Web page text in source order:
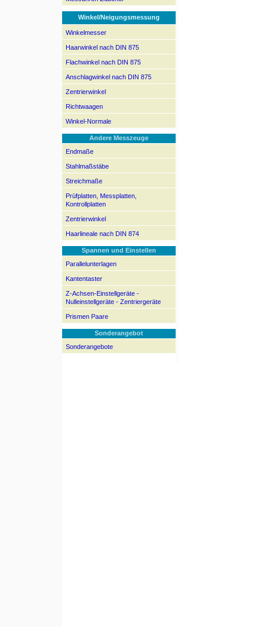
Winkel/Neigungsmessung
Winkelmesser
Haarwinkel nach DIN 875
Flachwinkel nach DIN 875
Anschlagwinkel nach DIN 875
Zentrierwinkel
Richtwaagen
Winkel-Normale
Andere Messzeuge
Endmaße
Stahlmaßstäbe
Streichmaße
Prüfplatten, Messplatten,
Kontrollplatten
Zentrierwinkel
Haarlineale nach DIN 874
Spannen und Einstellen
Parallelunterlagen
Kantentaster
Z-Achsen-Einstellgeräte -
Nulleinstellgeräte - Zentriergeräte
Prismen Paare
Sonderangebot
Sonderangebote